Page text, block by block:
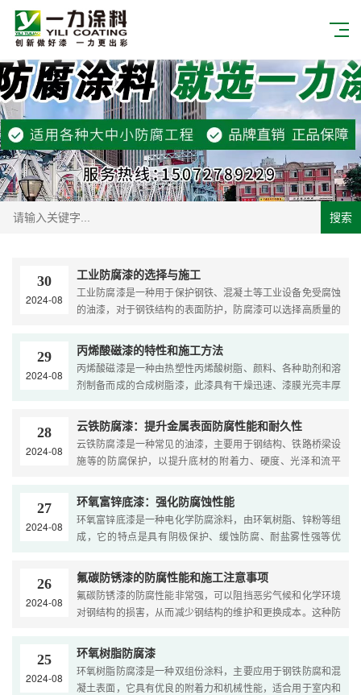
搜索
30
2024-08
工业防腐漆的选择与施工
工业防腐漆是一种用于保护钢铁、混凝土等工业设备免受腐蚀
的油漆，对于钢铁结构的表面防护，防腐漆可以选择高质量的
等，水性富锌底漆、有机改性无机防腐漆、耐...
29
2024-08
丙烯酸磁漆的特性和施工方法
丙烯酸磁漆是一种由热塑性丙烯酸树脂、颜料、各种助剂和溶
剂制备而成的合成树脂漆，此漆具有干燥迅速、漆膜光亮丰厚
面的涂装，可防止大气腐蚀，延长设备使用...
28
2024-08
云铁防腐漆：提升金属表面防腐性能和耐久性
云铁防腐漆是一种常见的油漆，主要用于钢结构、铁路桥梁设
施等的防腐保护，以提升底材的附着力、硬度、光泽和流平
效防止金属表面的腐蚀和生锈。云铁防腐漆的...
27
2024-08
环氧富锌底漆：强化防腐蚀性能
环氧富锌底漆是一种电化学防腐涂料，由环氧树脂、锌粉等组
成，它的特点是具有阴极保护、缓蚀防腐、耐盐雾性强等优
电位比铁低，更容易失去电子，从而保护铁不...
26
2024-08
氟碳防锈漆的防腐性能和施工注意事项
氟碳防锈漆的防腐性能非常强，可以阻挡恶劣气候和化学环境
对钢结构的损害，从而减少钢结构的维护和更换成本。这种防
寿命，效果甚至可以达到20年以上。在施...
25
2024-08
环氧树脂防腐漆
环氧树脂防腐漆是一种双组份涂料，主要应用于钢铁防腐和混
凝土表面，它具有优良的附着力和机械性能，适合用于室内和